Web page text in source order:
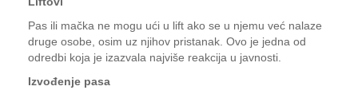
Pas ili mačka ne mogu ući u lift ako se u njemu već nalaze
druge osobe, osim uz njihov pristanak. Ovo je jedna od
odredbi koja je izazvala najviše reakcija u javnosti.
Izvođenje pasa